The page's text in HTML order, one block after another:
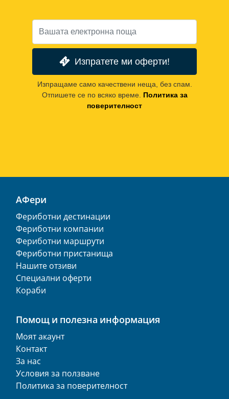
Изпратете ми оферти!
Изпращаме само качествени неща, без спам.
Отпишете се по всяко време. Политика за
поверителност
АФери
Фериботни дестинации
Фериботни компании
Фериботни маршрути
Фериботни пристанища
Нашите отзиви
Специални оферти
Кораби
Помощ и полезна информация
Моят акаунт
Контакт
За нас
Условия за ползване
Политика за поверителност